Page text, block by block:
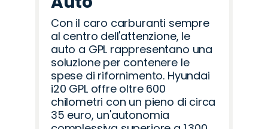
Con il caro carburanti sempre
al centro dell'attenzione, le
auto a GPL rappresentano una
soluzione per contenere le
spese di rifornimento. Hyundai
i20 GPL offre oltre 600
chilometri con un pieno di circa
35 euro, un'autonomia